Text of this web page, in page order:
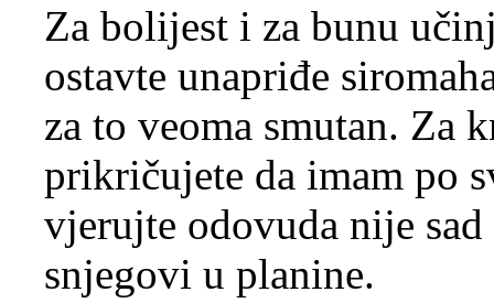
Za bolijest i za bunu
ostavte unapriđe
za to veoma smutan. Za
prikričujete da imam po
vjerujte odovuda nije
snjegovi u planine.